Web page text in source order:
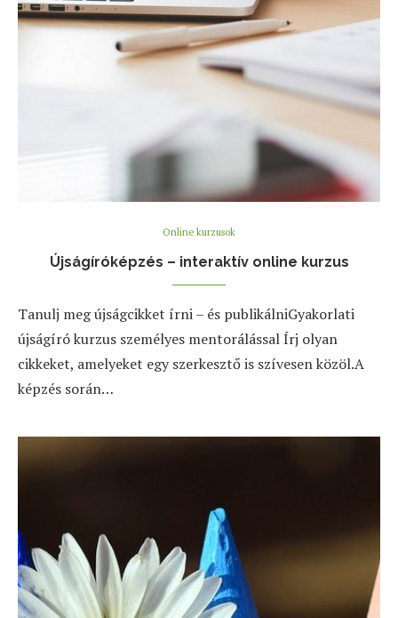
Online kurzusok
Újságíróképzés – interaktív online kurzus
Tanulj meg újságcikket írni – és publikálniGyakorlati
újságíró kurzus személyes mentorálással Írj olyan
cikkeket, amelyeket egy szerkesztő is szívesen közöl.A
képzés során…